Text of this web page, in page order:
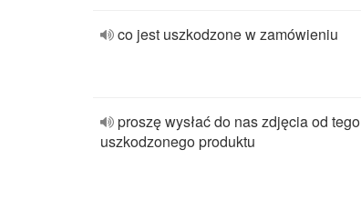
co jest uszkodzone w zamówieniu
proszę wysłać do nas zdjęcia od tego
uszkodzonego produktu